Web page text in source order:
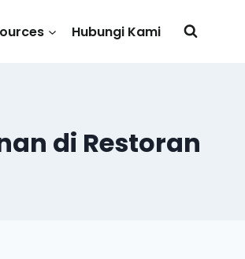
Hubungi Kami
di Restoran